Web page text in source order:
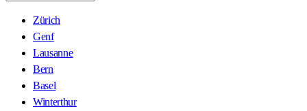
Zürich
Genf
Lausanne
Bern
Basel
Winterthur